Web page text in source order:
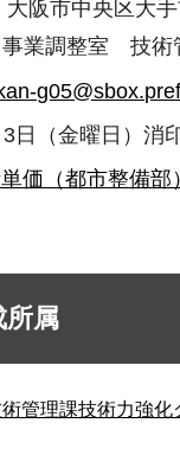
市中央区大手
業調整室 技術
日（金曜日）消
価（都市整備部
所属
管理課技術力強化